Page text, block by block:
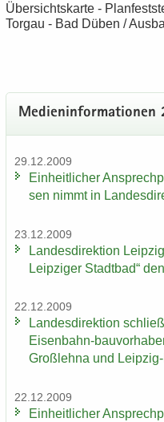
Über­sichts­kar­te -
Tor­gau - Bad Düben /
Me­di­en­in­for­ma­tio­nen
29.12.2009
Ein­heit­li­cher
sen nimmt in
23.12.2009
Lan­des­di­rek­ti­on
Leip­zi­ger Stadt­bad“
22.12.2009
Lan­des­di­rek­ti­on
Eisenbahn-​
Groß­leh­na und
22.12.2009
Ein­heit­li­cher